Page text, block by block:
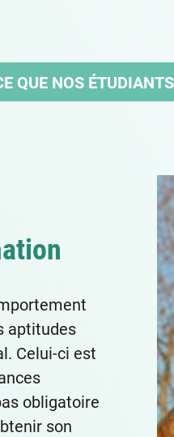
QUE NOS
aptitudes
Celui-ci est
obligatoire
son